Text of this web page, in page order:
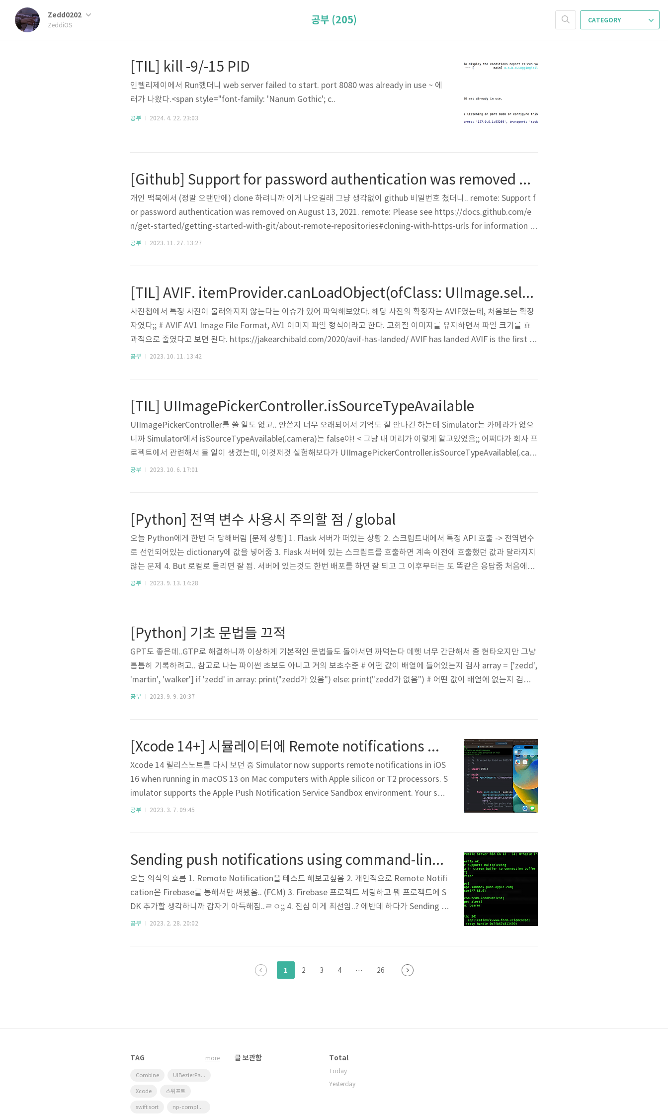
Zedd0202
ZeddiOS
CATEGORY
공부 (205)
[TIL] kill -9/-15 PID
인텔리제이에서 Run했더니 web server failed to start. port 8080 was already in use ~ 에
러가 나왔다.<span style="font-family: 'Nanum Gothic'; c..
공부 2024. 4. 22. 23:03
[Github] Support for password authentication was removed on August 13, 2021 / Fine-grained vs classic
개인 맥북에서 (정말 오랜만에) clone 하려니까 이게 나오길래 그냥 생각없이 github 비밀번호 쳤더니.. remote: Support f
or password authentication was removed on August 13, 2021. remote: Please see https://docs.github.com/e
n/get-started/getting-started-with-git/about-remote-repositories#cloning-with-https-urls for information o
n currently recommended modes of authentication. 요게 나왔다. 차근차근 수정해보자! 1. Github 프로필로 이동 htt
공부 2023. 11. 27. 13:27
[TIL] AVIF. itemProvider.canLoadObject(ofClass: UIImage.self)가 false로 나오는 건에 대하여
사진첩에서 특정 사진이 불러와지지 않는다는 이슈가 있어 파악해보았다. 해당 사진의 확장자는 AVIF였는데, 처음보는 확장
자였다;; # AVIF AV1 Image File Format, AV1 이미지 파일 형식이라고 한다. 고화질 이미지를 유지하면서 파일 크기를 효
과적으로 줄였다고 보면 된다. https://jakearchibald.com/2020/avif-has-landed/ AVIF has landed AVIF is the first br
owser image format we've had in 10 years. Let's see how it performs… jakearchibald.com 위는 JPG, WebP, AVI
공부 2023. 10. 11. 13:42
[TIL] UIImagePickerController.isSourceTypeAvailable
UIImagePickerController를 쓸 일도 없고.. 안쓴지 너무 오래되어서 기억도 잘 안나긴 하는데 Simulator는 카메라가 없으
니까 Simulator에서 isSourceTypeAvailable(.camera)는 false야! < 그냥 내 머리가 이렇게 알고있었음;; 어쩌다가 회사 프
로젝트에서 관련해서 볼 일이 생겼는데, 이것저것 실험해보다가 UIImagePickerController.isSourceTypeAvailable(.cam
era) 위 코드를 Simulator에서 실행했더니 true가 나오는 것이다!! (당연히 false가 나올거라고 생각했음) 우선 isSourceT
공부 2023. 10. 6. 17:01
[Python] 전역 변수 사용시 주의할 점 / global
오늘 Python에게 한번 더 당해버림 [문제 상황] 1. Flask 서버가 떠있는 상황 2. 스크립트내에서 특정 API 호출 -> 전역변수
로 선언되어있는 dictionary에 값을 넣어줌 3. Flask 서버에 있는 스크립트를 호출하면 계속 이전에 호출했던 값과 달라지지
않는 문제 4. But 로컬로 돌리면 잘 됨. 서버에 있는것도 한번 배포를 하면 잘 되고 그 이후부터는 또 똑같은 응답줌 처음에는
API가 캐싱해서 주나.. 라고 의심했는데, 로컬에서는 잘되고 왜 서버에 떠있는것만 문제일까 끙끙대다가 동료분의 도움을 받
공부 2023. 9. 13. 14:28
[Python] 기초 문법들 끄적
GPT도 좋은데..GTP로 해결하니까 이상하게 기본적인 문법들도 돌아서면 까먹는다 데헷 너무 간단해서 좀 현타오지만 그냥
틈틈히 기록하려고.. 참고로 나는 파이썬 초보도 아니고 거의 보초수준 # 어떤 값이 배열에 들어있는지 검사 array = ['zedd',
'martin', 'walker'] if 'zedd' in array: print("zedd가 있음") else: print("zedd가 없음") # 어떤 값이 배열에 없는지 검사 a
rray = ['zedd', 'martin', 'walker'] if not 'zedd' in array: print("zedd가 없음") else: print("zedd가 있음") # if문에서 아
공부 2023. 9. 9. 20:37
[Xcode 14+] 시뮬레이터에 Remote notifications 보내기
Xcode 14 릴리스노트를 다시 보던 중 Simulator now supports remote notifications in iOS
16 when running in macOS 13 on Mac computers with Apple silicon or T2 processors. S
imulator supports the Apple Push Notification Service Sandbox environment. Your serv
er can send a remote notification to your app running in that simulator by connecting
공부 2023. 3. 7. 09:45
Sending push notifications using command-line tools (feat. Token / .p8)
오늘 의식의 흐름 1. Remote Notification을 테스트 해보고싶음 2. 개인적으로 Remote Notifi
cation은 Firebase를 통해서만 써봤음.. (FCM) 3. Firebase 프로젝트 세팅하고 뭐 프로젝트에 S
DK 추가할 생각하니까 갑자기 아득해짐..ㄹㅇ;; 4. 진심 이게 최선임..? 에반데 하다가 Sending p
ush notifications using command-line tools 이런게 있길래 도전 참고로 위 링크에 2가지 방
공부 2023. 2. 28. 20:02
1 2 3 4 ··· 26
TAG
Combine UIBezierPath
Xcode 스위프트
swift sort np-complete
more 글 보관함 Total
Today
Yesterday